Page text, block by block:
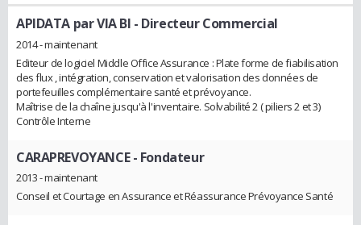
APIDATA par VIA BI - Directeur Commercial
2014 - maintenant
Editeur de logiciel Middle Office Assurance : Plate forme de fiabilisation
des flux , intégration, conservation et valorisation des données de
portefeuilles complémentaire santé et prévoyance.
Maîtrise de la chaîne jusqu'à l'inventaire. Solvabilité 2 ( piliers 2 et 3)
Contrôle Interne
CARAPREVOYANCE- Fondateur
2013 - maintenant
Conseil et Courtage en Assurance et Réassurance Prévoyance Santé